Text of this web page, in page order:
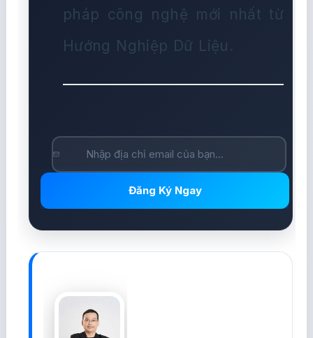
pháp công nghệ mới nhất từ
Hướng Nghiệp Dữ Liệu.
Đăng Ký Ngay